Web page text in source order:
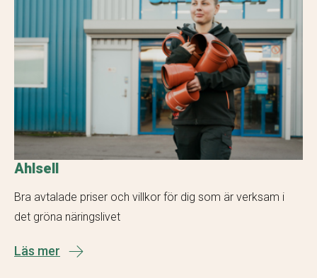
Ahlsell
Bra avtalade priser och villkor för dig som är verksam i
det gröna näringslivet
Läs mer